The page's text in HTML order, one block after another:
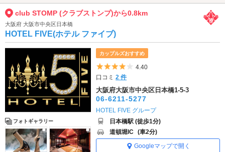
club STOMP (クラブストンプ)から0.8km
大阪府 大阪市中央区日本橋
HOTEL FIVE(ホテル ファイブ)
フォトギャラリー
カップルズおすすめ
5つ星のうち4
4.40
口コミ2 件
大阪府大阪市中央区日本橋1-5-3
06-6211-5277
HOTEL FIVE グループ
日本橋駅 (徒歩1分)
道頓堀IC (車2分)
Googleマップで開く